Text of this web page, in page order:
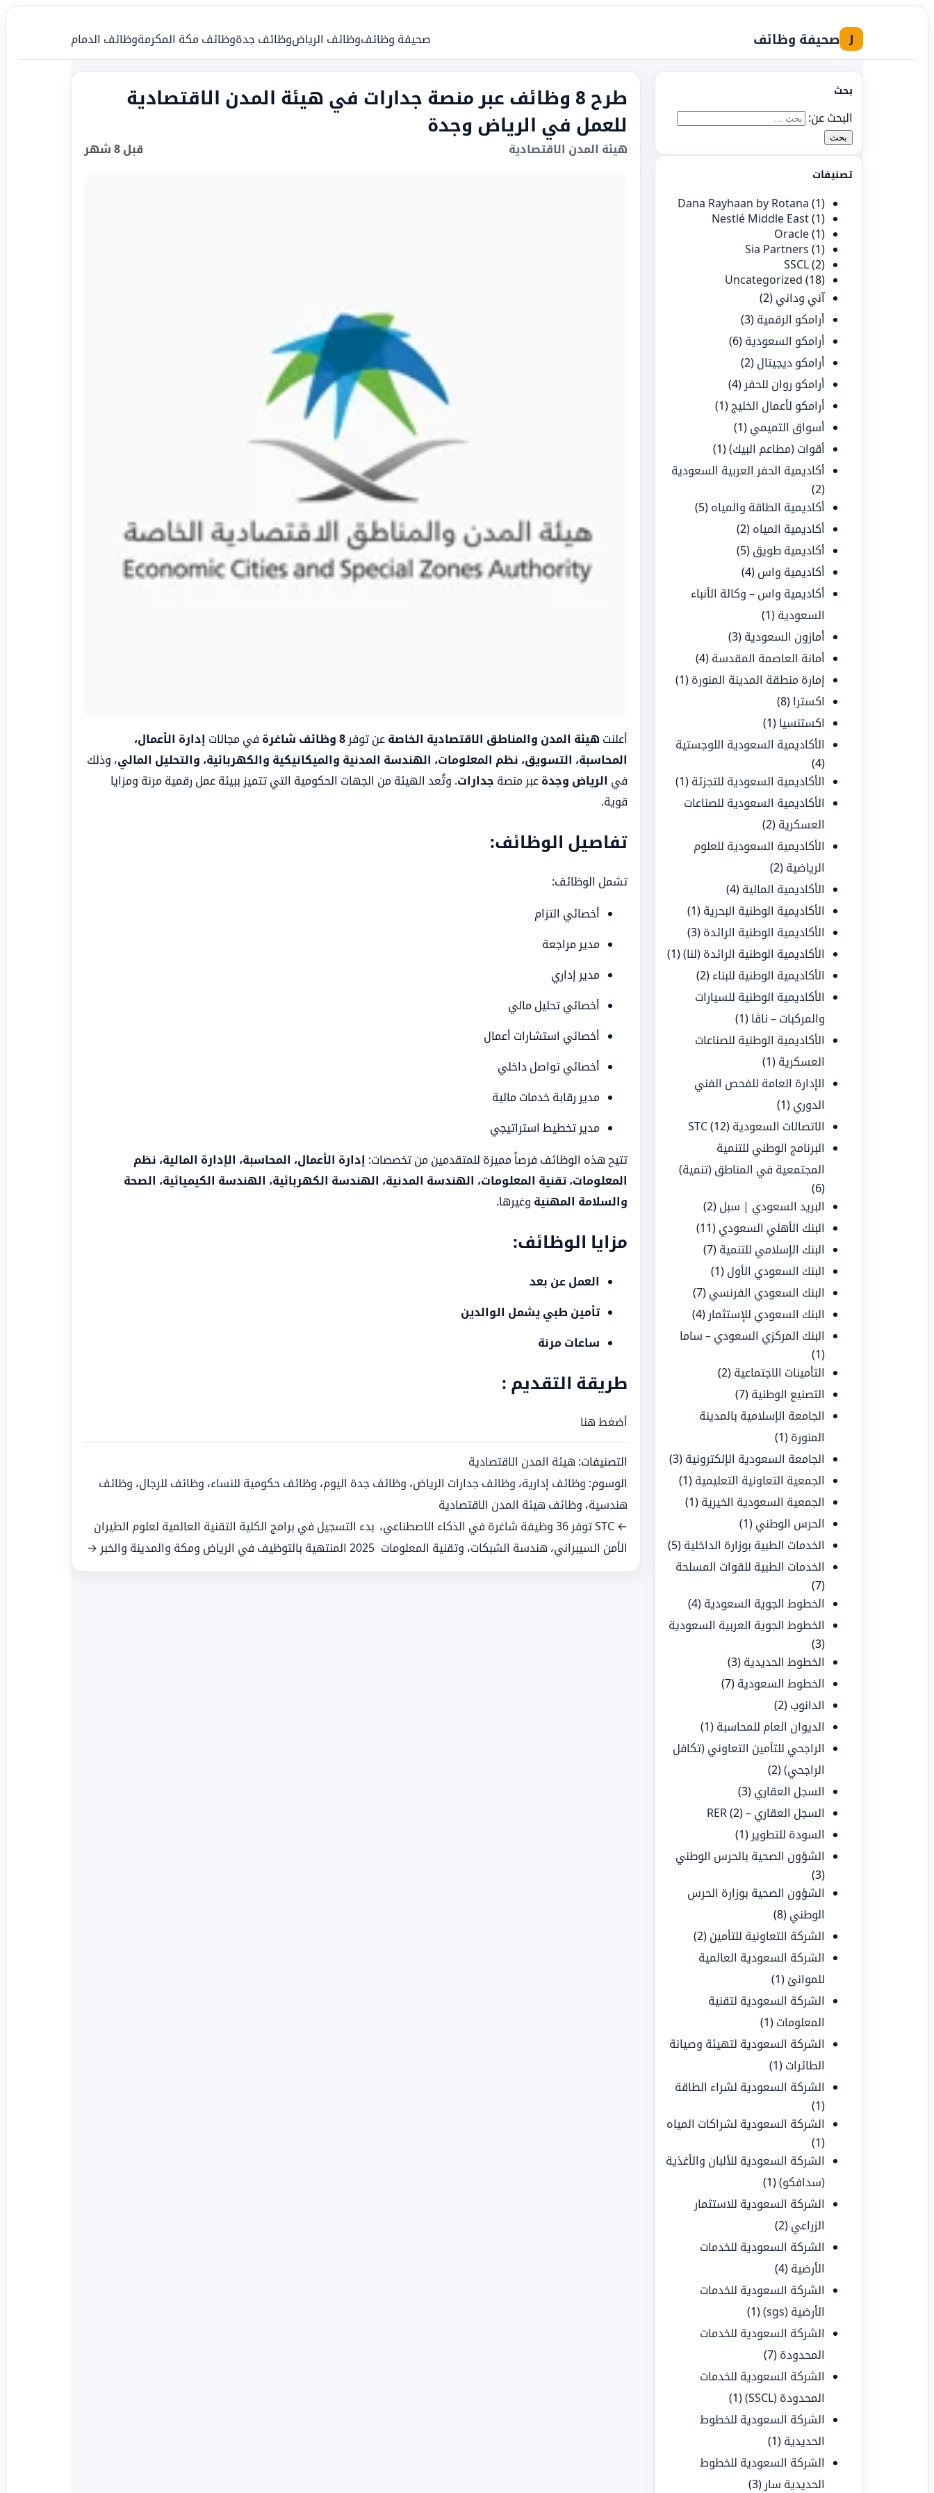
J صحيفة وظائف صحيفة وظائفوظائف الرياضوظائف جدةوظائف مكة المكرمةوظائف الدمام
بحث
البحث عن:
تصنيفات
Dana Rayhaan by Rotana (1)
Nestlé Middle East(1)
Oracle(1)
Sia Partners (1)
SSCL(2)
Uncategorized (18)
آني وداني (2)
أرامكو الرقمية (3)
أرامكو السعودية (6)
أرامكو ديجيتال (2)
أرامكو روان للحفر (4)
أرامكو لأعمال الخليج (1)
أسواق التميمي (1)
أقوات (مطاعم البيك)(1)
أكاديمية الحفر العربية السعودية
(2)
أكاديمية الطاقة والمياه (5)
أكاديمية المياه (2)
أكاديمية طويق (5)
أكاديمية واس (4)
أكاديمية واس – وكالة الأنباء
السعودية (1)
أمازون السعودية (3)
أمانة العاصمة المقدسة (4)
إمارة منطقة المدينة المنورة (1)
اكسترا (8)
اكستنسيا (1)
الأكاديمية السعودية اللوجستية
(4)
الأكاديمية السعودية للتجزئة (1)
الأكاديمية السعودية للصناعات
العسكرية (2)
الأكاديمية السعودية للعلوم
الرياضية (2)
الأكاديمية المالية (4)
الأكاديمية الوطنية البحرية (1)
الأكاديمية الوطنية الرائدة (3)
الأكاديمية الوطنية الرائدة (لنا)(1)
الأكاديمية الوطنية للبناء (2)
الأكاديمية الوطنية للسيارات
والمركبات – ناڤا (1)
الأكاديمية الوطنية للصناعات
العسكرية (1)
الإدارة العامة للفحص الفني
الدوري (1)
الاتصالات السعودية STC (12)
البرنامج الوطني للتنمية
المجتمعية في المناطق (تنمية)
(6)
البريد السعودي | سبل (2)
البنك الأهلي السعودي (11)
البنك الإسلامي للتنمية (7)
البنك السعودي الأول (1)
البنك السعودي الفرنسي (7)
البنك السعودي للإستثمار (4)
البنك المركزي السعودي – ساما
(1)
التأمينات الاجتماعية (2)
التصنيع الوطنية (7)
الجامعة الإسلامية بالمدينة
المنورة (1)
الجامعة السعودية الإلكترونية (3)
الجمعية التعاونية التعليمية (1)
الجمعية السعودية الخيرية (1)
الحرس الوطني (1)
الخدمات الطبية بوزارة الداخلية (5)
الخدمات الطبية للقوات المسلحة
(7)
الخطوط الجوية السعودية (4)
الخطوط الجوية العربية السعودية
(3)
الخطوط الحديدية (3)
الخطوط السعودية (7)
الدانوب (2)
الديوان العام للمحاسبة (1)
الراجحي للتأمين التعاوني (تكافل
الراجحي)(2)
السجل العقاري (3)
السجل العقاري – RER(2)
السودة للتطوير (1)
الشؤون الصحية بالحرس الوطني
(3)
الشؤون الصحية بوزارة الحرس
الوطني (8)
الشركة التعاونية للتأمين (2)
الشركة السعودية العالمية
للموانئ (1)
الشركة السعودية لتقنية
المعلومات (1)
الشركة السعودية لتهيئة وصيانة
الطائرات (1)
الشركة السعودية لشراء الطاقة
(1)
الشركة السعودية لشراكات المياه
(1)
الشركة السعودية للألبان والأغذية
(سدافكو)(1)
الشركة السعودية للاستثمار
الزراعي (2)
الشركة السعودية للخدمات
الأرضية (4)
الشركة السعودية للخدمات
الأرضية (sgs)
(1)
الشركة السعودية للخدمات
المحدودة (7)
الشركة السعودية للخدمات
المحدودة (SSCL)
(1)
الشركة السعودية للخطوط
الحديدية (1)
الشركة السعودية للخطوط
الحديدية سار (3)
طرح 8 وظائف عبر منصة جدارات في هيئة المدن الاقتصادية
للعمل في الرياض وجدة
هيئة المدن الاقتصادية قبل 8 شهر
أعلنت هيئة المدن والمناطق الاقتصادية الخاصة عن توفر 8 وظائف شاغرة في مجالات إدارة الأعمال،
المحاسبة، التسويق، نظم المعلومات، الهندسة المدنية والميكانيكية والكهربائية، والتحليل المالي، وذلك
في الرياض وجدة عبر منصة جدارات. وتُعد الهيئة من الجهات الحكومية التي تتميز ببيئة عمل رقمية مرنة ومزايا
قوية.
تفاصيل الوظائف:
تشمل الوظائف:
أخصائي التزام
مدير مراجعة
مدير إداري
أخصائي تحليل مالي
أخصائي استشارات أعمال
أخصائي تواصل داخلي
مدير رقابة خدمات مالية
مدير تخطيط استراتيجي
تتيح هذه الوظائف فرصاً مميزة للمتقدمين من تخصصات: إدارة الأعمال، المحاسبة، الإدارة المالية، نظم
المعلومات، تقنية المعلومات، الهندسة المدنية، الهندسة الكهربائية، الهندسة الكيميائية، الصحة
والسلامة المهنية وغيرها.
مزايا الوظائف:
العمل عن بعد
تأمين طبي يشمل الوالدين
ساعات مرنة
طريقة التقديم :
أضغط هنا
التصنيفات: هيئة المدن الاقتصادية
الوسوم: وظائف إدارية، وظائف جدارات الرياض، وظائف جدة اليوم، وظائف حكومية للنساء، وظائف للرجال، وظائف
هندسية، وظائف هيئة المدن الاقتصادية
← STC توفر 36 وظيفة شاغرة في الذكاء الاصطناعي،
الأمن السيبراني، هندسة الشبكات، وتقنية المعلومات
بدء التسجيل في برامج الكلية التقنية العالمية لعلوم الطيران
2025 المنتهية بالتوظيف في الرياض ومكة والمدينة والخبر →